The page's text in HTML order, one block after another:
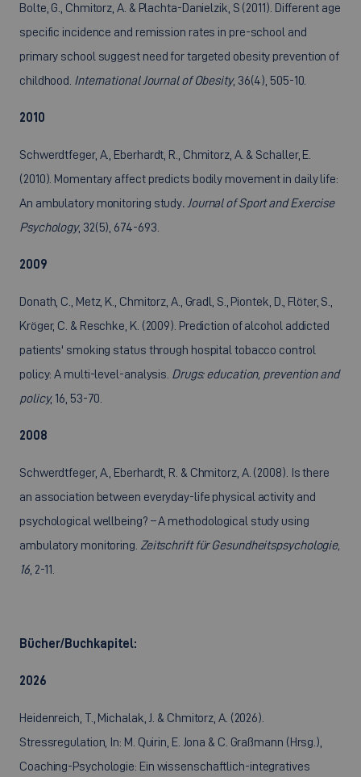
Bolte, G., Chmitorz, A. & Plachta-Danielzik, S (2011). Different age
specific incidence and remission rates in pre-school and
primary school suggest need for targeted obesity prevention of
childhood. International Journal of Obesity, 36(4), 505-10.
2010
Schwerdtfeger, A., Eberhardt, R., Chmitorz, A. & Schaller, E.
(2010). Momentary affect predicts bodily movement in daily life:
An ambulatory monitoring study. Journal of Sport and Exercise
Psychology, 32(5), 674-693.
2009
Donath, C., Metz, K., Chmitorz, A., Gradl, S., Piontek, D., Flöter, S.,
Kröger, C. & Reschke, K. (2009). Prediction of alcohol addicted
patients' smoking status through hospital tobacco control
policy: A multi-level-analysis. Drugs: education, prevention and
policy, 16, 53-70.
2008
Schwerdtfeger, A., Eberhardt, R. & Chmitorz, A. (2008). Is there
an association between everyday-life physical activity and
psychological wellbeing? – A methodological study using
ambulatory monitoring. Zeitschrift für Gesundheitspsychologie,
16, 2-11.
Bücher/Buchkapitel:
2026
Heidenreich, T., Michalak, J. & Chmitorz, A. (2026).
Stressregulation, In: M. Quirin, E. Jona & C. Graßmann (Hrsg.),
Coaching-Psychologie: Ein wissenschaftlich-integratives